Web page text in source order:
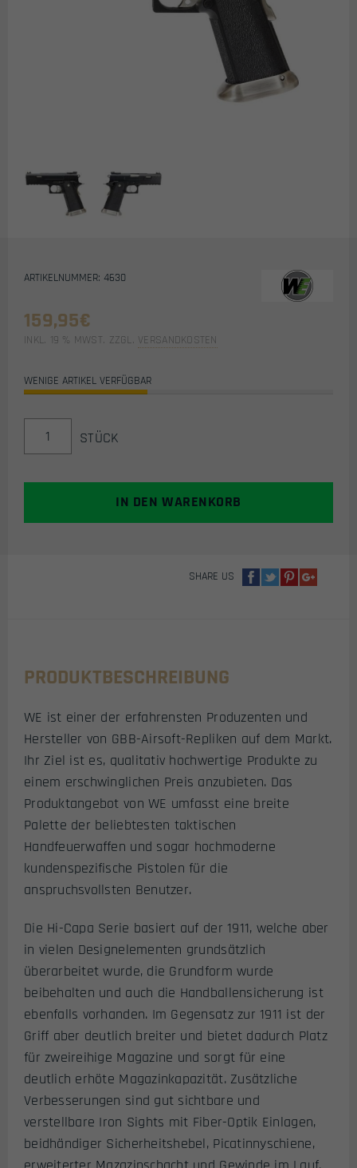
ARTIKELNUMMER: 4630
159,95€
INKL. 19 % MWST. ZZGL. VERSANDKOSTEN
WENIGE ARTIKEL VERFÜGBAR
CAPA
AIRSOFT
STÜCK
IN DEN WARENKORB
SHARE US
PRODUKTBESCHREIBUNG
WE ist einer der erfahrensten Produzenten und
Hersteller von GBB-Airsoft-Repliken auf dem Markt.
Ihr Ziel ist es, qualitativ hochwertige Produkte zu
einem erschwinglichen Preis anzubieten. Das
Produktangebot von WE umfasst eine breite
Palette der beliebtesten taktischen
Handfeuerwaffen und sogar hochmoderne
kundenspezifische Pistolen für die
anspruchsvollsten Benutzer.
Die Hi-Capa Serie basiert auf der 1911, welche aber
in vielen Designelementen grundsätzlich
überarbeitet wurde, die Grundform wurde
beibehalten und auch die Handballensicherung ist
ebenfalls vorhanden. Im Gegensatz zur 1911 ist der
Griff aber deutlich breiter und bietet dadurch Platz
für zweireihige Magazine und sorgt für eine
deutlich erhöte Magazinkapazität. Zusätzliche
Verbesserungen sind gut sichtbare und
verstellbare Iron Sights mit Fiber-Optik Einlagen,
beidhändiger Sicherheitshebel, Picatinnyschiene,